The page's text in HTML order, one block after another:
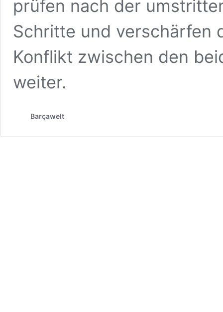
prüfen nach der
Schritte und verschärfen
Konflikt zwischen den
weiter.
Barçawelt